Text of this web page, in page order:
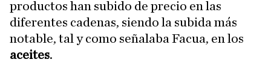
productos han subido de precio en las
diferentes cadenas, siendo la subida más
notable, tal y como señalaba Facua, en los
aceites.